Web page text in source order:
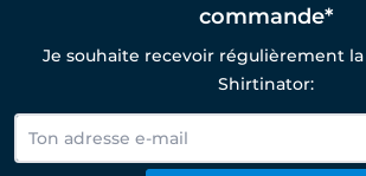
commande*
Je souhaite recevoir régulièrement
Shirtinator: